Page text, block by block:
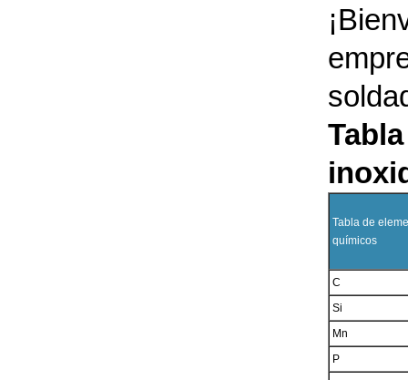
Tabla de
químicos
C
Si
Mn
P